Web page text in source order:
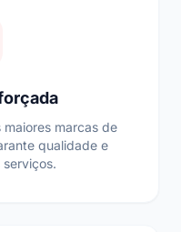
marcas de
qualidade e